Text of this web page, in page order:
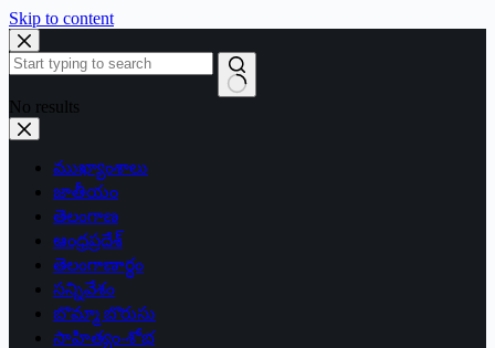
Skip to content
No results
ముఖ్యాంశాలు
జాతీయం
తెలంగాణ
ఆంధ్రప్రదేశ్
తెలంగాణార్థం
సన్నివేశం
బొమ్మా బొరుసు
సాహిత్యం-శోభ